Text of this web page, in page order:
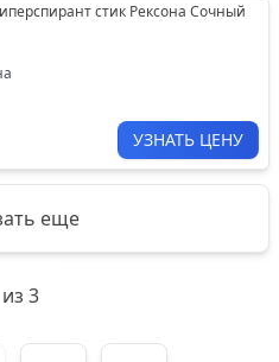
стик Рексона Сочный
УЗНАТЬ ЦЕНУ
еще
из 3